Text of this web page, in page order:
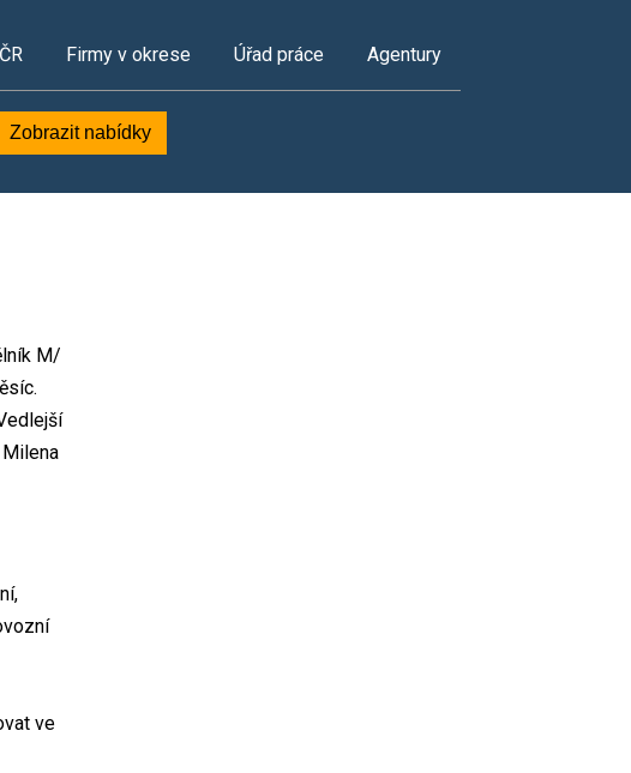
Firmy v okrese Úřad práce Agentury
Zobrazit nabídky
M/
ve